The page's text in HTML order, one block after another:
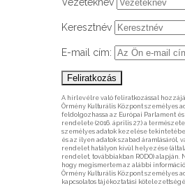
Keresztnév
E-mail cím:
A hírlevélre való feliratkozással
Örmény Kulturális Központ személyes
feldolgozhassa az Európai Parlament és
rendelete (2016. április 27.) a
személyes adatok kezelése
és az ilyen adatok szabad áramlásáról,
rendelet hatályon kívül helyezése
rendelet, továbbiakban RODO) alapján.
hogy megismertem az alábbi
Örmény Kulturális Központ személyes
kapcsolatos tájékoztatási